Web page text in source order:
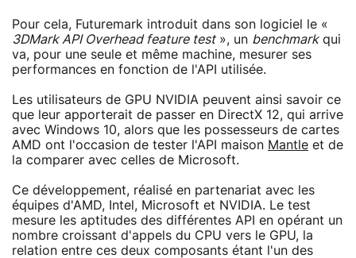
Pour cela, Futuremark introduit dans son logiciel le «
3DMark API Overhead feature test», un benchmarkqui
va, pour une seule et même machine, mesurer ses
performances en fonction de l'API utilisée.
Les utilisateurs de GPU NVIDIA peuvent ainsi savoir ce
que leur apporterait de passer en DirectX 12, qui arrive
avec Windows 10, alors que les possesseurs de cartes
AMD ont l'occasion de tester l'API maison Mantle et de
la comparer avec celles de Microsoft.
Ce développement, réalisé en partenariat avec les
équipes d'AMD, Intel, Microsoft et NVIDIA. Le test
mesure les aptitudes des différentes API en opérant un
nombre croissant d'appels du CPU vers le GPU, la
relation entre ces deux composants étant l'un des